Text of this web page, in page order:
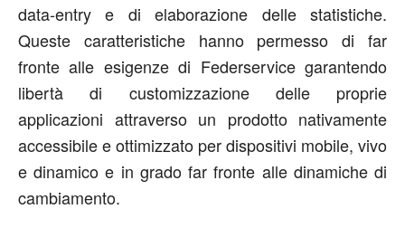
data-entry e di elaborazione delle statistiche.
Queste caratteristiche hanno permesso di far
fronte alle esigenze di Federservice garantendo
libertà di customizzazione delle proprie
applicazioni attraverso un prodotto nativamente
accessibile e ottimizzato per dispositivi mobile, vivo
e dinamico e in grado far fronte alle dinamiche di
cambiamento.